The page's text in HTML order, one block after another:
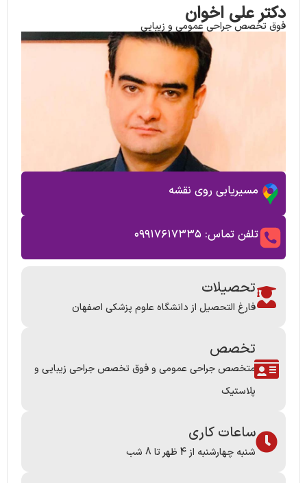
دکتر علی اخوان
فوق تخصص جراحی عمومی و زیبایی
مسیریابی روی نقشه
تلفن تماس: ۰۹۹۱۷۶۱۷۳۳۵
تحصیلات
فارغ التحصیل از دانشگاه علوم پزشکی اصفهان
تخصص
متخصص جراحی عمومی و فوق تخصص جراحی زیبایی و
پلاستیک
ساعات کاری
شنبه چهارشنبه از 4 ظهر تا 8 شب